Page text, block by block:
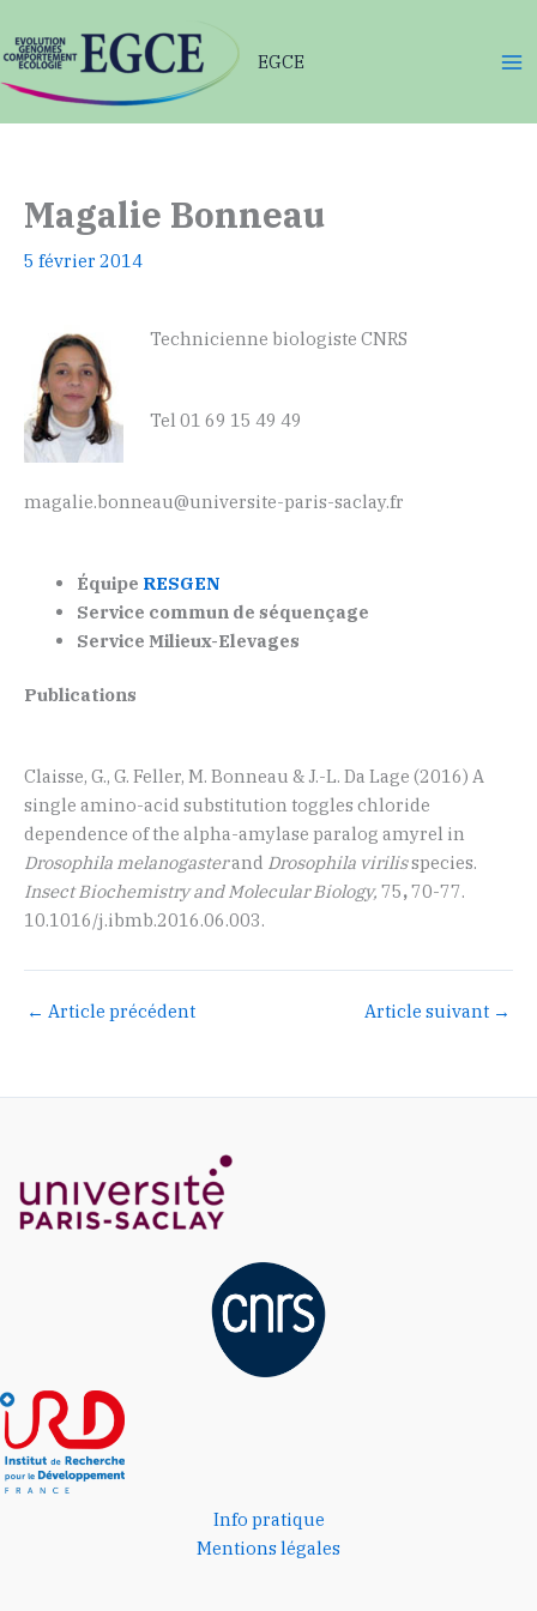
au
contenu
EGCE
Magalie Bonneau
5 février 2014
Technicienne biologiste CNRS
Tel 01 69 15 49 49
magalie.bonneau@universite-paris-saclay.fr
Équipe RESGEN
Service commun de séquençage
Service Milieux-Elevages
Publications
Claisse, G., G. Feller, M. Bonneau & J.-L. Da Lage (2016) A
single amino-acid substitution toggles chloride
dependence of the alpha-amylase paralog amyrel in
Drosophila melanogasterand Drosophila virilisspecies.
Insect Biochemistry and Molecular Biology, 75,70-77.
10.1016/j.ibmb.2016.06.003.
← Article précédent Article suivant →
Info pratique
Mentions légales